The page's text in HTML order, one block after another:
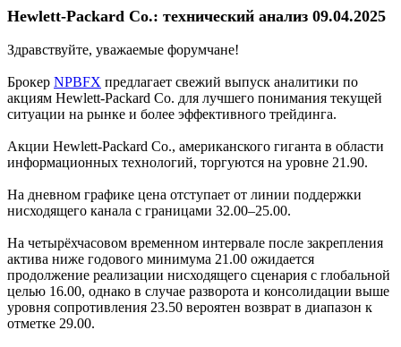
Hewlett-Packard Co.: технический анализ 09.04.2025
Здравствуйте, уважаемые форумчане!
Брокер NPBFX предлагает свежий выпуск аналитики по
акциям Hewlett-Packard Co. для лучшего понимания текущей
ситуации на рынке и более эффективного трейдинга.
Акции Hewlett-Packard Co., американского гиганта в области
информационных технологий, торгуются на уровне 21.90.
На дневном графике цена отступает от линии поддержки
нисходящего канала с границами 32.00–25.00.
На четырёхчасовом временном интервале после закрепления
актива ниже годового минимума 21.00 ожидается
продолжение реализации нисходящего сценария с глобальной
целью 16.00, однако в случае разворота и консолидации выше
уровня сопротивления 23.50 вероятен возврат в диапазон к
отметке 29.00.